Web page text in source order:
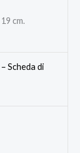
cm.
Scheda di